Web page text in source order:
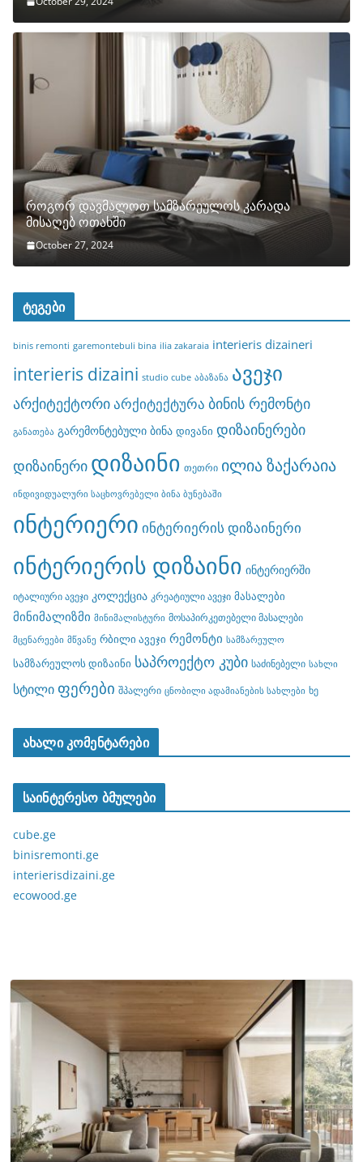
როგორ დავმალოთ სამზარეულოს კარადა
მისაღებ ოთახში
October 27, 2024
ტეგები
binis remonti garemontebuli bina ilia zakaraia interieris dizaineri
interieris dizaini studio cube აბაზანა ავეჯი
არქიტექტორიარქიტექტურა ბინის რემონტი
განათება გარემონტებული ბინა დივანი დიზაინერები
დიზაინერი დიზაინი თეთრი ილია ზაქარაია
ინდივიდუალური საცხოვრებელი ბინა ბუნებაში
ინტერიერი ინტერიერის დიზაინერი
ინტერიერის დიზაინი ინტერიერში
იტალიური ავეჯი კოლექცია კრეატიული ავეჯი მასალები
მინიმალიზმი მინიმალისტური მოსაპირკეთებელი მასალები
მცენარეები მწვანე რბილი ავეჯი რემონტი სამზარეულო
სამზარეულოს დიზაინი საპროექტო კუბი საძინებელი სახლი
სტილი ფერები შპალერი ცნობილი ადამიანების სახლები ხე
ახალი კომენტარები
საინტერესო ბმულები
cube.ge
binisremonti.ge
interierisdizaini.ge
ecowood.ge